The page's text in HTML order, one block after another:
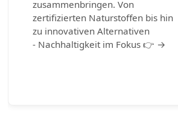
zusammenbringen. Von
zertifizierten Naturstoffen bis hin
zu innovativen Alternativen
- Nachhaltigkeit im Fokus 👉 →